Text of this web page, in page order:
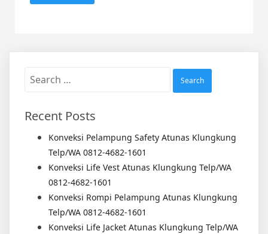
Search
Recent Posts
Konveksi Pelampung Safety Atunas Klungkung
Telp/WA 0812-4682-1601
Konveksi Life Vest Atunas Klungkung Telp/WA
0812-4682-1601
Konveksi Rompi Pelampung Atunas Klungkung
Telp/WA 0812-4682-1601
Konveksi Life Jacket Atunas Klungkung Telp/WA